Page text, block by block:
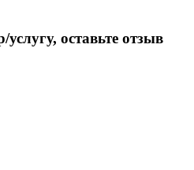
оставьте отзыв